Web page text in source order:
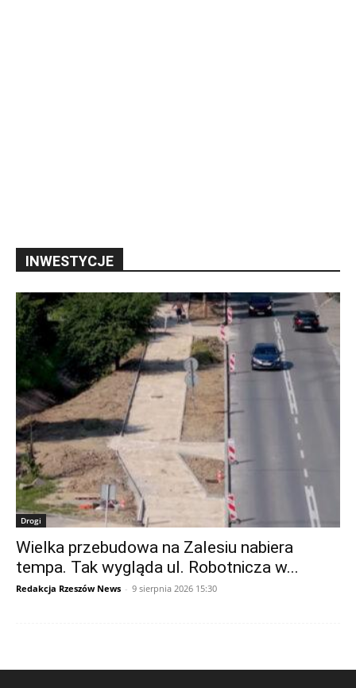
INWESTYCJE
Drogi
Wielka przebudowa na Zalesiu nabiera
tempa. Tak wygląda ul. Robotnicza w...
Redakcja Rzeszów News - 9 sierpnia 2026 15:30